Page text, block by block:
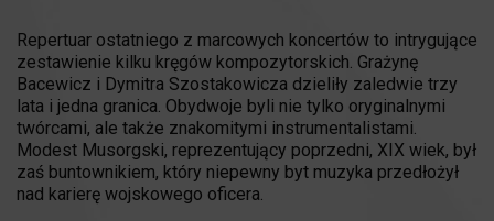
Repertuar ostatniego z marcowych koncertów to intrygujące
zestawienie kilku kręgów kompozytorskich. Grażynę
Bacewicz i Dymitra Szostakowicza dzieliły zaledwie trzy
lata i jedna granica. Obydwoje byli nie tylko oryginalnymi
twórcami, ale także znakomitymi instrumentalistami.
Modest Musorgski, reprezentujący poprzedni, XIX wiek, był
zaś buntownikiem, który niepewny byt muzyka przedłożył
nad karierę wojskowego oficera.